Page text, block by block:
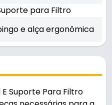
para Filtro
e alça ergonômica
Suporte Para Filtro